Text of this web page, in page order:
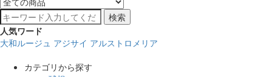
検索
人気ワード
大和ルージュ アジサイ アルストロメリア
カテゴリから探す